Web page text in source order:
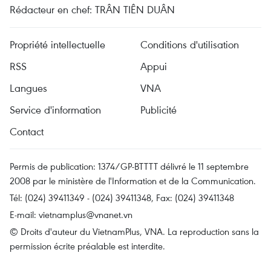
Rédacteur en chef: TRÂN TIÊN DUÂN
Propriété intellectuelle
Conditions d'utilisation
RSS
Appui
Langues
VNA
Service d'information
Publicité
Contact
Permis de publication: 1374/GP-BTTTT délivré le 11 septembre
2008 par le ministère de l'Information et de la Communication.
Tél: (024) 39411349 - (024) 39411348, Fax: (024) 39411348
E-mail: vietnamplus@vnanet.vn
© Droits d'auteur du VietnamPlus, VNA. La reproduction sans la
permission écrite préalable est interdite.